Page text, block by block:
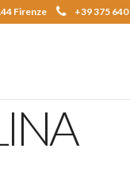
Firenze +39 375